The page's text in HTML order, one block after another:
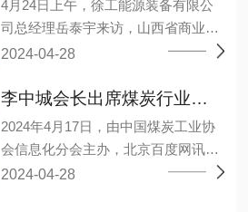
会。 会议选举温作洧为会长，许其军
杰、邓德献、巩鸿宾、任杰、许爱
军、孙亚波、孙江龙、李小勤、林敬
淳、杨宏丰、杨德意、连永军、肖海
艳、吴永干、吴雪峰、张维、张小
波、陈邦茂、陈建停、武永强、金
4月24日上午，徐工能源装备有限公
司总经理岳泰宇来访，山西省商业联
合会会长李中城接见并举行会谈，会
合作的意见建议。 李中城指出，企业
通过推动大数据、人工智能等新兴技
术与产业深度融合、数字经济和实体
2024-04-28
李中城会长出席煤炭行业大模型应用研讨会
2024年4月17日，由中国煤炭工业协
会信息化分会主办，北京百度网讯科
技有限公司承办的煤炭行业大模型应
2024-04-28